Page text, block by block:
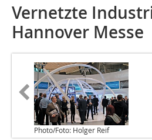
Vernetzte
Hannover Messe
Photo/Foto: Holger Reif